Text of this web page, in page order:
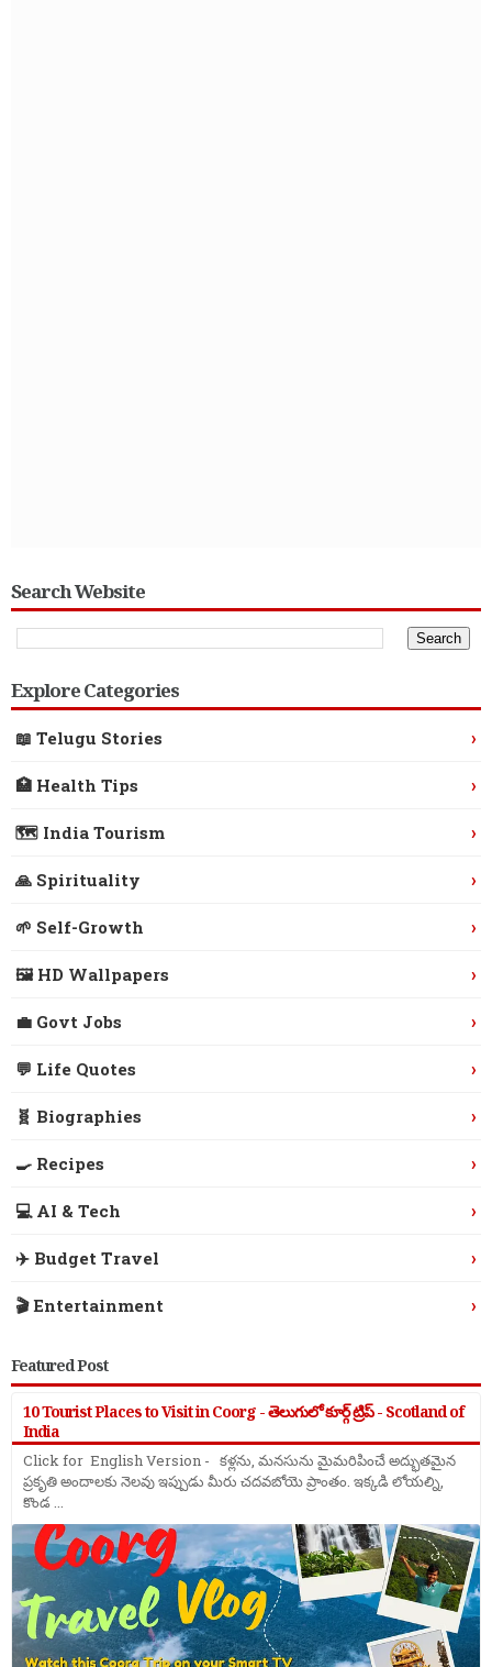
Search Website
Explore Categories
📖 Telugu Stories ›
🏥 Health Tips ›
🗺️ India Tourism ›
🙏 Spirituality ›
🌱 Self-Growth ›
🖼️ HD Wallpapers ›
💼 Govt Jobs ›
💬 Life Quotes ›
🧬 Biographies ›
🍳 Recipes ›
💻 AI & Tech ›
✈️ Budget Travel ›
🎬 Entertainment ›
Featured Post
10 Tourist Places to Visit in Coorg - తెలుగులో కూర్గ్ ట్రిప్ - Scotland of
India
Click for English Version - కళ్లను, మనసును మైమరిపించే అద్భుతమైన
ప్రకృతి అందాలకు నెలవు ఇప్పుడు మీరు చదవబోయె ప్రాంతం. ఇక్కడి లోయల్ని,
కొండ ...